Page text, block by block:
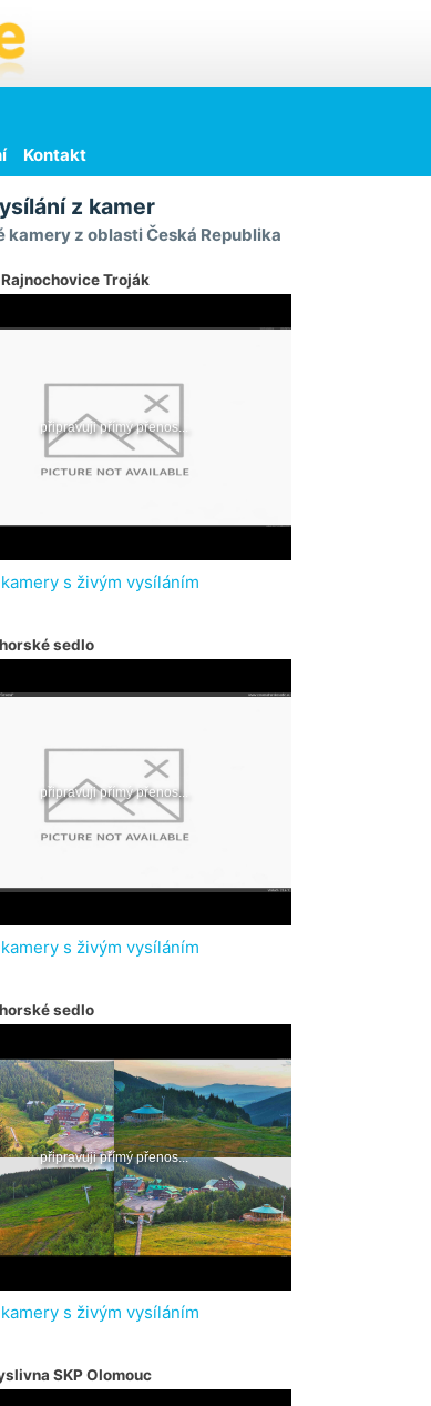
Kontakt
z kamer
kamery z oblasti Česká Republika
Troják
s živým vysíláním
sedlo
s živým vysíláním
sedlo
s živým vysíláním
SKP Olomouc